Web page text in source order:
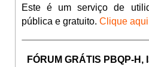
Este é um serviço de
pública e gratuito. Clique aqui
FÓRUM GRÁTIS PBQP-H,